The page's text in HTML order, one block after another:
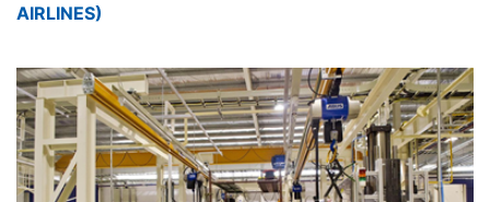
AIRLINES)